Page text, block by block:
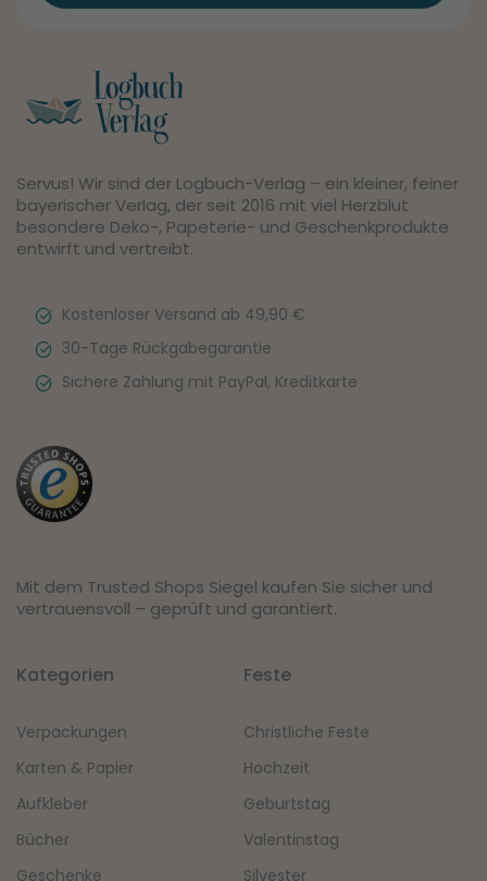
Servus! Wir sind der Logbuch-Verlag – ein kleiner, feiner
bayerischer Verlag, der seit 2016 mit viel Herzblut
besondere Deko-, Papeterie- und Geschenkprodukte
entwirft und vertreibt.
Kostenloser Versand ab 49,90 €
30-Tage Rückgabegarantie
Sichere Zahlung mit PayPal, Kreditkarte
Mit dem Trusted Shops Siegel kaufen Sie sicher und
vertrauensvoll – geprüft und garantiert.
Kategorien
Verpackungen
Karten & Papier
Aufkleber
Bücher
Geschenke
Feste
Christliche Feste
Hochzeit
Geburtstag
Valentinstag
Silvester